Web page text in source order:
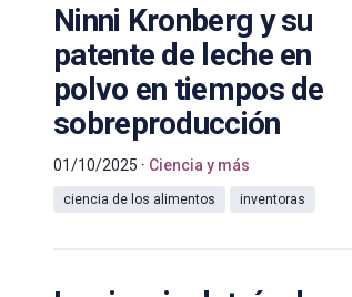
Ninni Kronberg y su
patente de leche en
polvo en tiempos de
sobreproducción
01/10/2025 Ciencia y más
ciencia de los alimentos inventoras